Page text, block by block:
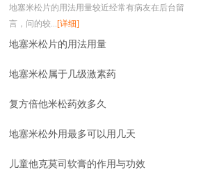
地塞米松片的用法用量较近经常有病友在后台留
言，问的较...[详细]
地塞米松片的用法用量
地塞米松属于几级激素药
复方倍他米松药效多久
地塞米松外用最多可以用几天
儿童他克莫司软膏的作用与功效